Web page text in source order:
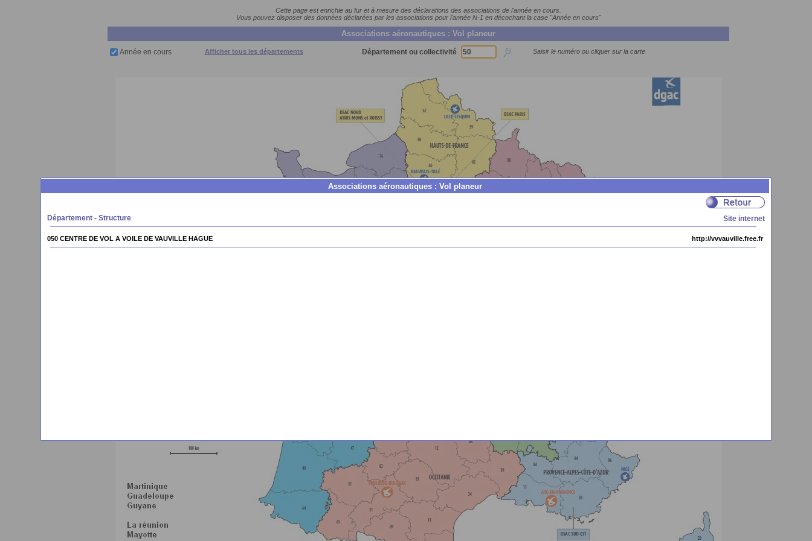
Cette page est enrichie au fur et à mesure des déclarations des associations de l'année en cours.
Vous pouvez disposer des données déclarées par les associations pour l'année N-1 en décochant la case "Année en cours"
Associations aéronautiques : Vol planeur
Année en cours Afficher tous les départements Département ou collectivité Saisir le numéro ou cliquer sur la carte
Département - Structure Site internet
050 CENTRE DE VOL A VOILE DE VAUVILLE HAGUE http://vvvauville.free.fr
Associations aéronautiques : Vol planeur